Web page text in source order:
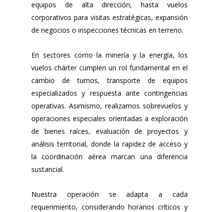
equipos de alta dirección, hasta vuelos
corporativos para visitas estratégicas, expansión
de negocios o inspecciones técnicas en terreno.
En sectores como la minería y la energía, los
vuelos chárter cumplen un rol fundamental en el
cambio de turnos, transporte de equipos
especializados y respuesta ante contingencias
operativas. Asimismo, realizamos sobrevuelos y
operaciones especiales orientadas a exploración
de bienes raíces, evaluación de proyectos y
análisis territorial, donde la rapidez de acceso y
la coordinación aérea marcan una diferencia
sustancial.
Nuestra operación se adapta a cada
requerimiento, considerando horarios críticos y